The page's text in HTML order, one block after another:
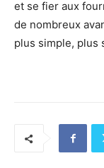
et se fier aux
de nombreux
plus simple, plus